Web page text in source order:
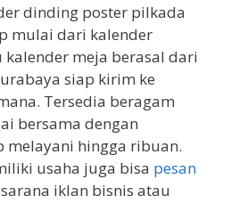
dinding poster pilkada
mulai dari kalender
meja berasal dari
siap kirim ke
Tersedia beragam
bersama dengan
melayani hingga ribuan.
usaha juga bisa pesan
iklan bisnis atau